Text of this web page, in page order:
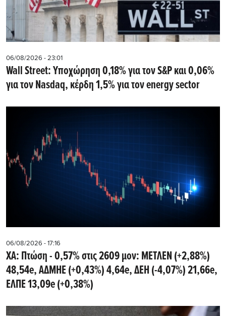
06/08/2026 - 23:01
Wall Street: Υποχώρηση 0,18% για τον S&P και 0,06%
για τον Nasdaq, κέρδη 1,5% για τον energy sector
06/08/2026 - 17:16
ΧΑ: Πτώση - 0,57% στις 2609 μον: ΜΕΤΛΕΝ (+2,88%)
48,54e, ΑΔΜΗΕ (+0,43%) 4,64e, ΔΕΗ (-4,07%) 21,66e,
ΕΛΠΕ 13,09e (+0,38%)